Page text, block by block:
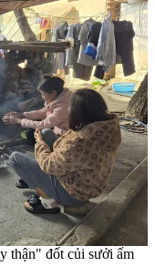
thận" đốt củi sưởi ấm